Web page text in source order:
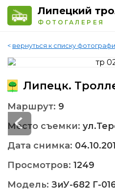
Липецкий
ФОТОГАЛЕРЕЯ
< вернуться к списку
Липецк.
Маршрут: 9
Место съемки:
Дата снимка:
Просмотров: 1249
Модель: ЗиУ-682 Г-